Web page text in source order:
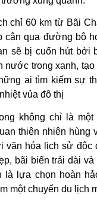
chỉ 60 km từ Bãi
cận qua đường bộ
sẽ bị cuốn hút bởi
nước trong xanh, tạo
ai tìm kiếm sự
vủa đô thị
không chỉ là một
thiên nhiên hùng
văn hóa lịch sử độc
bãi biển trải dài và
là lựa chọn hoàn
một chuyến du lịch